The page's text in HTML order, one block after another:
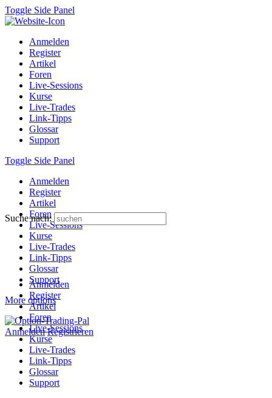
Toggle Side Panel
Anmelden
Register
Artikel
Foren
Live-Sessions
Kurse
Live-Trades
Link-Tipps
Glossar
Support
Toggle Side Panel
Anmelden
Register
Artikel
Foren
Live-Sessions
Kurse
Live-Trades
Link-Tipps
Glossar
Support
More options
Anmelden Registrieren
Suche nach:
Anmelden
Register
Artikel
Foren
Live-Sessions
Kurse
Live-Trades
Link-Tipps
Glossar
Support